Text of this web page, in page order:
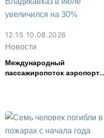
12:15 10.08.2026
Новости
Международный
пассажиропоток аэропорта